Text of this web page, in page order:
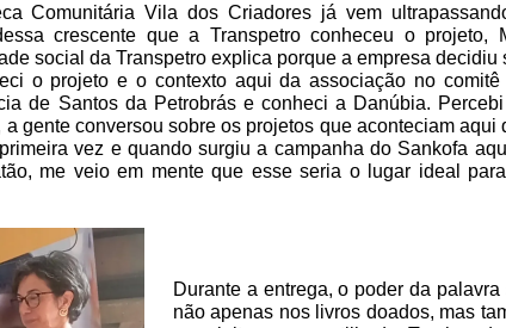
Comunitária Vila dos Criadores já vem
crescente que a Transpetro conheceu o projeto,
social da Transpetro explica porque a empresa decidiu
o projeto e o contexto aqui da associação no comitê
de Santos da Petrobrás e conheci a Danúbia.
gente conversou sobre os projetos que aconteciam aqui
vez e quando surgiu a campanha do Sankofa
me veio em mente que esse seria o lugar ideal
Durante a entrega, o poder da
não apenas nos livros doados, mas